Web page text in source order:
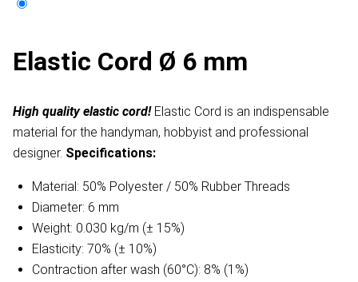
Elastic Cord Ø 6 mm
High quality elastic cord! Elastic Cord is an indispensable
material for the handyman, hobbyist and professional
designer. Specifications:
Material: 50% Polyester / 50% Rubber Threads
Diameter: 6 mm
Weight: 0.030 kg/m (± 15%)
Elasticity: 70% (± 10%)
Contraction after wash (60°C): 8% (1%)